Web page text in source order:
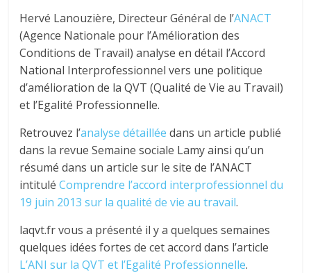
Hervé Lanouzière, Directeur Général de l’ANACT
(Agence Nationale pour l’Amélioration des
Conditions de Travail) analyse en détail l’Accord
National Interprofessionnel vers une politique
d’amélioration de la QVT (Qualité de Vie au Travail)
et l’Egalité Professionnelle.
Retrouvez l’analyse détaillée dans un article publié
dans la revue Semaine sociale Lamy ainsi qu’un
résumé dans un article sur le site de l’ANACT
intituléComprendre l’accord interprofessionnel du
19 juin 2013 sur la qualité de vie au travail.
laqvt.fr vous a présenté il y a quelques semaines
quelques idées fortes de cet accord dans l’article
L’ANI sur la QVT et l’Egalité Professionnelle.